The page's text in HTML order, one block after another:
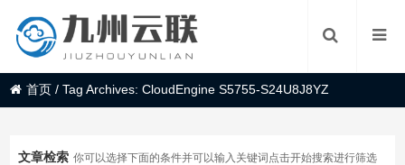
首页 /Tag Archives: CloudEngine S5755-S24U8J8YZ
文章检索 你可以选择下面的条件并可以输入关键词点击开始搜索进行筛选